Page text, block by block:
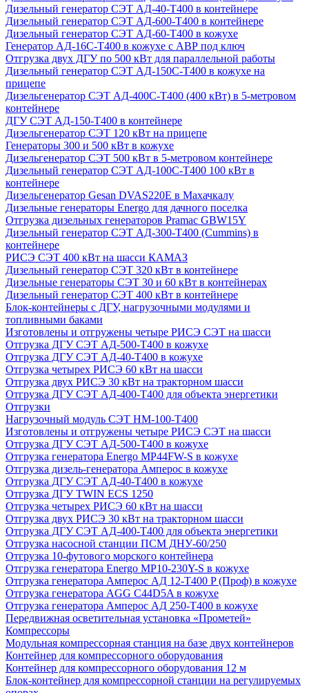
Дизельный генератор СЭТ АД-40-Т400 в контейнере
Дизельный генератор СЭТ АД-600-Т400 в контейнере
Дизельный генератор СЭТ АД-60-Т400 в кожухе
Генератор АД-16С-Т400 в кожухе с АВР под ключ
Отгрузка двух ДГУ по 500 кВт для параллельной работы
Дизельный генератор СЭТ АД-150С-Т400 в кожухе на
прицепе
Дизельгенератор СЭТ АД-400С-Т400 (400 кВт) в 5-метровом
контейнере
ДГУ СЭТ АД-150-Т400 в контейнере
Дизельгенератор СЭТ 120 кВт на прицепе
Генераторы 300 и 500 кВт в кожухе
Дизельгенератор СЭТ 500 кВт в 5-метровом контейнере
Дизельный генератор СЭТ АД-100С-Т400 100 кВт в
контейнере
Дизельгенератор Gesan DVAS220E в Махачкалу
Дизельные генераторы Energo для дачного поселка
Отгрузка дизельных генераторов Pramac GВW15Y
Дизельный генератор СЭТ АД-300-Т400 (Cummins) в
контейнере
РИСЭ СЭТ 400 кВт на шасси КАМАЗ
Дизельный генератор СЭТ 320 кВт в контейнере
Дизельные генераторы СЭТ 30 и 60 кВт в контейнерах
Дизельный генератор СЭТ 400 кВт в контейнере
Блок-контейнеры с ДГУ, нагрузочными модулями и
топливными баками
Изготовлены и отгружены четыре РИСЭ СЭТ на шасси
Отгрузка ДГУ СЭТ АД-500-Т400 в кожухе
Отгрузка ДГУ СЭТ АД-40-Т400 в кожухе
Отгрузка четырех РИСЭ 60 кВт на шасси
Отгрузка двух РИСЭ 30 кВт на тракторном шасси
Отгрузка ДГУ СЭТ АД-400-Т400 для объекта энергетики
Отгрузки
Нагрузочный модуль СЭТ НМ-100-Т400
Изготовлены и отгружены четыре РИСЭ СЭТ на шасси
Отгрузка ДГУ СЭТ АД-500-Т400 в кожухе
Отгрузка генератора Energo MP44FW-S в кожухе
Отгрузка дизель-генератора Амперос в кожухе
Отгрузка ДГУ СЭТ АД-40-Т400 в кожухе
Отгрузка ДГУ TWIN ECS 1250
Отгрузка четырех РИСЭ 60 кВт на шасси
Отгрузка двух РИСЭ 30 кВт на тракторном шасси
Отгрузка ДГУ СЭТ АД-400-Т400 для объекта энергетики
Отгрузка насосной станции ПСМ ДНУ-60/250
Отгрузка 10-футового морского контейнера
Отгрузка генератора Energo MP10-230Y-S в кожухе
Отгрузка генератора Амперос АД 12-Т400 P (Проф) в кожухе
Отгрузка генератора AGG C44D5A в кожухе
Отгрузка генератора Амперос АД 250-Т400 в кожухе
Передвижная осветительная установка «Прометей»
Компрессоры
Модульная компрессорная станция на базе двух контейнеров
Контейнер для компрессорного оборудования
Контейнер для компрессорного оборудования 12 м
Блок-контейнер для компрессорной станции на регулируемых